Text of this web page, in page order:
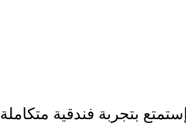
إستمتع بتجربة فندقية متكاملة